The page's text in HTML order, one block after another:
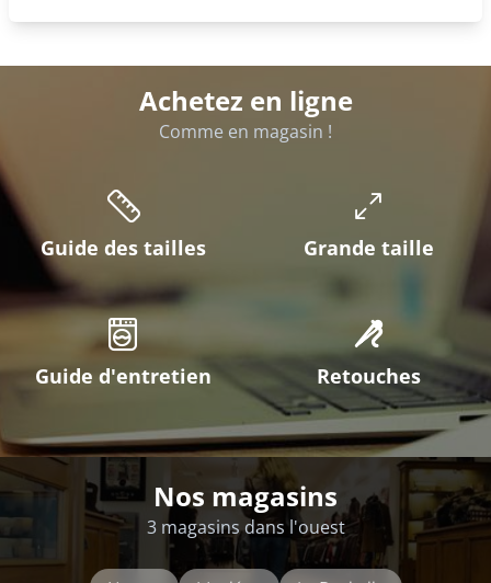
Achetez en ligne
Comme en magasin !
Guide des tailles Grande taille
Guide d'entretien Retouches
Nos magasins
3 magasins dans l'ouest